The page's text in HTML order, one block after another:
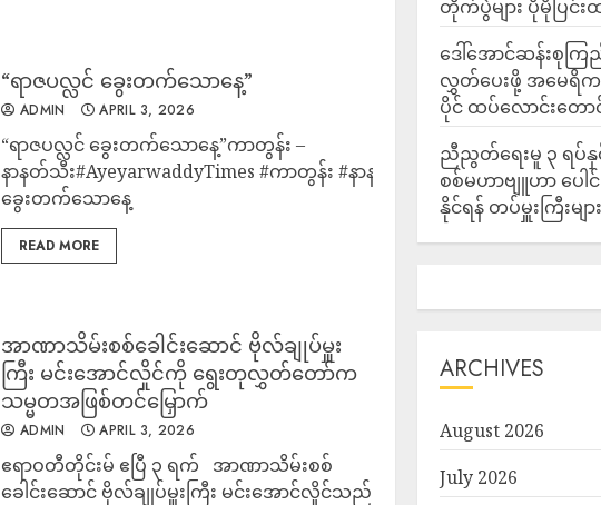
“ရာဇပလ္လင် ခွေးတက်သောနေ့”
ADMIN APRIL 3, 2026
“ရာဇပလ္လင် ခွေးတက်သောနေ့”ကာတွန်း –
နာနတ်သီး#AyeyarwaddyTimes #ကာတွန်း #နာနတ်သီး #ရာဇပလ္လင်
ခွေးတက်သောနေ့
READ MORE
အာဏာသိမ်းစစ်ခေါင်းဆောင် ဗိုလ်ချုပ်မှူး
ကြီး မင်းအောင်လှိုင်ကို ရွေးတုလွှတ်တော်က
သမ္မတအဖြစ်တင်မြှောက်
ADMIN APRIL 3, 2026
ဧရာဝတီတိုင်းမ် ဧပြီ ၃ ရက် အာဏာသိမ်းစစ်
ခေါင်းဆောင် ဗိုလ်ချုပ်မှူးကြီး မင်းအောင်လှိုင်သည်
တိုက်ပွဲများ ပိုမိုပြင်
ဒေါ်အောင်ဆန်းစုကြ
လွှတ်ပေးဖို့ အမေရိ
ပိုင် ထပ်လောင်းတော
ညီညွတ်ရေးမူ ၃ ရပ်နှ
စစ်မဟာဗျူဟာ ပေါ
နိုင်ရန် တပ်မှူးကြီးမျ
ARCHIVES
August 2026
July 2026